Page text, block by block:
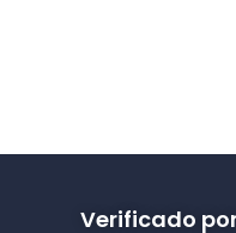
Verificado